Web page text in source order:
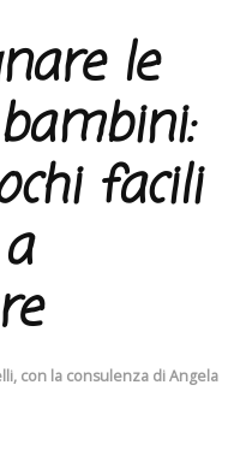
le
facili
, con la consulenza diAngela